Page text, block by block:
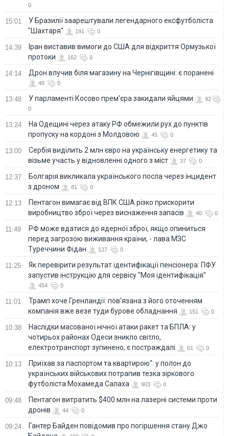
0
15:01
У Бразилії заарештували легендарного ексфутболіста
"Шахтаря"
191 0
14:39
Іран виставив вимоги до США для відкриття Ормузької
протоки
162 0
14:14 Дрон влучив біля магазину на Чернігівщині: є поранені
48 0
13:48 У парламенті Косово прем'єра закидали яйцями
92
0
13:24
На Одещині через атаку РФ обмежили рух до пунктів
пропуску на кордоні з Молдовою
45 0
13:00
Сербія виділить 2 млн євро на українську енергетику та
візьме участь у відновленні одного з міст
37 0
12:37
Болгарія викликала українського посла через інцидент
з дроном
81 0
12:13
Пентагон вимагає від ВПК США різко прискорити
виробництво зброї через виснаження запасів
40 0
11:49
РФ може вдатися до ядерної зброї, якщо опиниться
перед загрозою виживання країни, - лава МЗС
Туреччини Фідан
127 0
11:25
Як перевірити результат ідентифікації пенсіонера: ПФУ
запустив інструкцію для сервісу "Моя ідентифікація"
454 0
11:01
Трамп хоче Гренландії: пов'язана з його оточенням
компанія вже везе туди бурове обладнання
151 0
10:38
Наслідки масованої нічної атаки ракет та БПЛА: у
чотирьох районах Одеси зникло світло,
електротранспорт зупинено, є постраждалі
61 0
10:13
Приїхав за паспортом та квартирою": у полон до
українських військових потрапив тезка зіркового
футболіста Мохамеда Салаха
903 0
09:48
Пентагон витратить $400 млн на лазерні системи проти
дронів
44 0
09:24
Гантер Байден повідомив про погіршення стану Джо